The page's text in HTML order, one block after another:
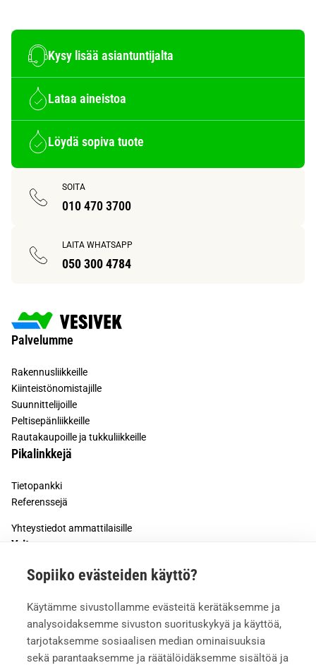
Sopiiko evästeiden käyttö?
Käytämme sivustollamme evästeitä kerätäksemme ja
analysoidaksemme sivuston suorituskykyä ja käyttöä,
tarjotaksemme sosiaalisen median ominaisuuksia
sekä parantaaksemme ja räätälöidäksemme sisältöä ja
Kysy lisää asiantuntijalta
Lataa aineistoa
Löydä sopiva tuote
SOITA
010 470 3700
LAITA WHATSAPP
050 300 4784
Palvelumme
Rakennusliikkeille
Kiinteistönomistajille
Suunnittelijoille
Peltisepänliikkeille
Rautakaupoille ja tukkuliikkeille
Pikalinkkejä
Tietopankki
Referenssejä
Yhteystiedot ammattilaisille
Yritys
Tietoa meistä
Meille töihin
Mediapankki